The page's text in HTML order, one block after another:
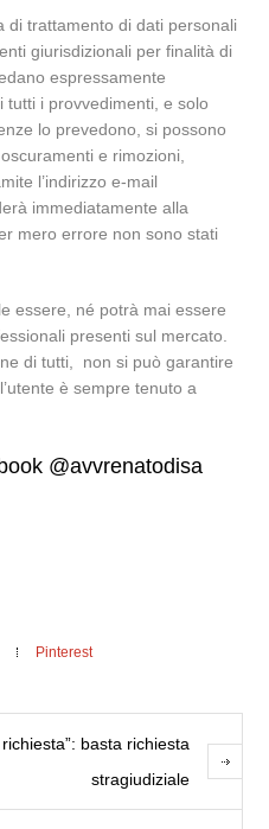
di trattamento di dati personali
giurisdizionali per finalità di
espressamente
tutti i provvedimenti, e solo
lo prevedono, si possono
e rimozioni,
l’indirizzo e-mail
immediatamente alla
mero errore non sono stati
essere, né potrà mai essere
presenti sul mercato.
di tutti, non si può garantire
è sempre tenuto a
@avvrenatodisa
Pinterest
basta richiesta
stragiudiziale